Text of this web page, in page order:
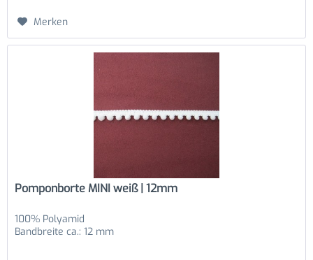
Merken
Pomponborte MINI weiß | 12mm
100% Polyamid
Bandbreite ca.: 12 mm